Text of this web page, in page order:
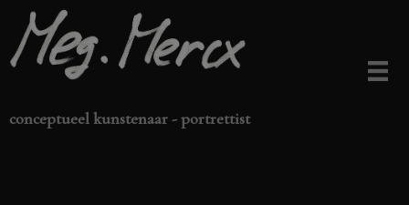
naar
de
conceptueel kunstenaar - portrettist